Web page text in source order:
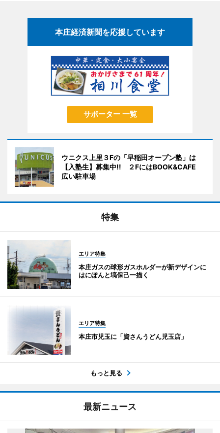
本庄経済新聞を応援しています
サポーター 一覧
ウニクス上里３Fの「早稲田オープン塾」は
【入塾生】募集中!! ２FにはBOOK&CAFE
広い駐車場
特集
エリア特集
本庄ガスの球形ガスホルダーが新デザインに
はにぽんと塙保己一描く
エリア特集
本庄市児玉に「資さんうどん児玉店」
もっと見る
最新ニュース